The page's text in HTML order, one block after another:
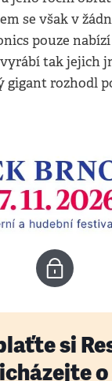
se však v
pouze
tak jejich
gigant rozhodl
si